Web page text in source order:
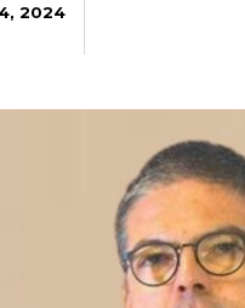
2024